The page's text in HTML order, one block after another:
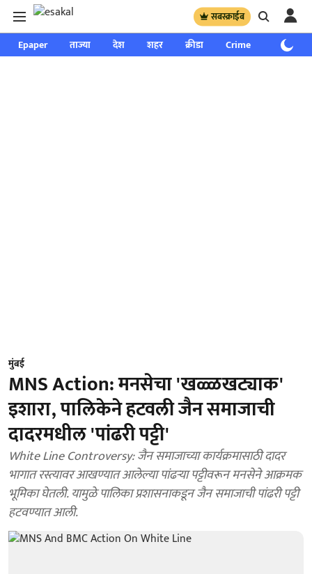
सबस्क्राईब
Epaper ताज्या देश शहर क्रीडा Crime साप्ताहिक
मुंबई
MNS Action: मनसेचा 'खळ्ळखट्याक'
इशारा, पालिकेने हटवली जैन समाजाची
दादरमधील 'पांढरी पट्टी'
White Line Controversy: जैन समाजाच्या कार्यक्रमासाठी दादर
भागात रस्त्यावर आखण्यात आलेल्या पांढऱ्या पट्टीवरून मनसेने आक्रमक
भूमिका घेतली. यामुळे पालिका प्रशासनाकडून जैन समाजाची पांढरी पट्टी
हटवण्यात आली.